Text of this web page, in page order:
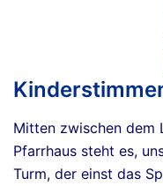
Mitten zwischen dem
Pfarrhaus steht es,
Turm, der einst das